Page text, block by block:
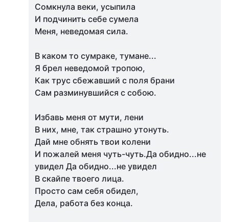
Сомкнула веки, усыпила
И подчинить себе сумела
Меня, неведомая сила.
В каком то сумраке, тумане...
Я брел неведомой тропою,
Как трус сбежавший с поля брани
Сам разминувшийся с собою.
Избавь меня от мути, лени
В них, мне, так страшно утонуть.
Дай мне обнять твои колени
И пожалей меня чуть-чуть.Да обидно...не
увидел Да обидно...не увидел
В скайпе твоего лица.
Просто сам себя обидел,
Дела, работа без конца.